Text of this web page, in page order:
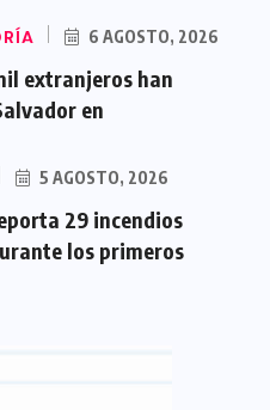
6 AGOSTO, 2026
extranjeros han
en
5 AGOSTO, 2026
29 incendios
los primeros